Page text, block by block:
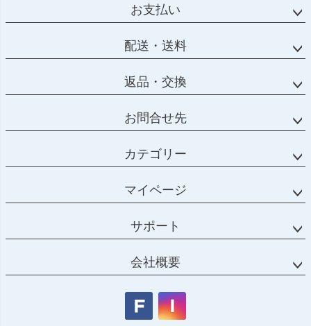
お支払い
配送・送料
返品・交換
お問合せ先
カテゴリー
マイページ
サポート
会社概要